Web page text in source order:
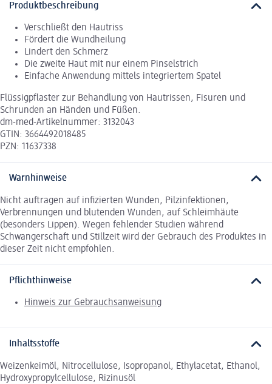
Produktbeschreibung
Verschließt den Hautriss
Fördert die Wundheilung
Lindert den Schmerz
Die zweite Haut mit nur einem Pinselstrich
Einfache Anwendung mittels integriertem Spatel
Flüssigpflaster zur Behandlung von Hautrissen, Fisuren und
Schrunden an Händen und Füßen.
dm-med-Artikelnummer: 3132043
GTIN: 3664492018485
PZN: 11637338
Warnhinweise
Nicht auftragen auf infizierten Wunden, Pilzinfektionen,
Verbrennungen und blutenden Wunden, auf Schleimhäute
(besonders Lippen). Wegen fehlender Studien während
Schwangerschaft und Stillzeit wird der Gebrauch des Produktes in
dieser Zeit nicht empfohlen.
Pflichthinweise
Hinweis zur Gebrauchsanweisung
Inhaltsstoffe
Weizenkeimöl, Nitrocellulose, Isopropanol, Ethylacetat, Ethanol,
Hydroxypropylcellulose, Rizinusöl